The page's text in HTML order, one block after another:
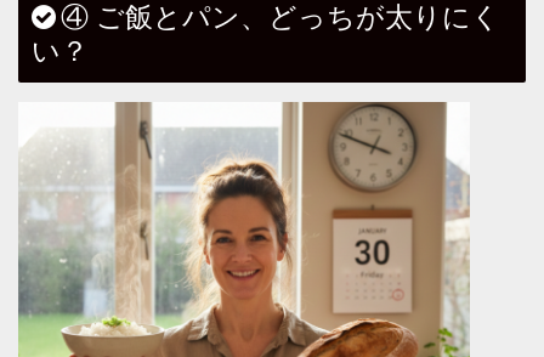
④ ご飯とパン、どっちが太りにく
い？